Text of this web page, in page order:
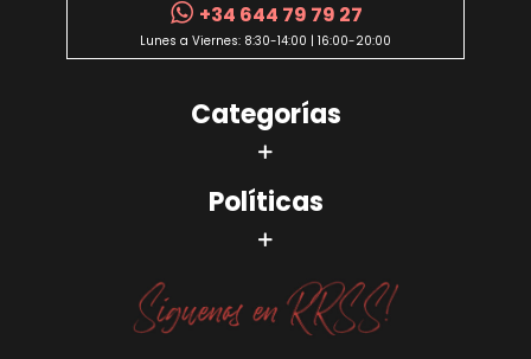
+34 644 79 79 27
Lunes a Viernes: 8:30-14:00 | 16:00-20:00
Categorías
Políticas